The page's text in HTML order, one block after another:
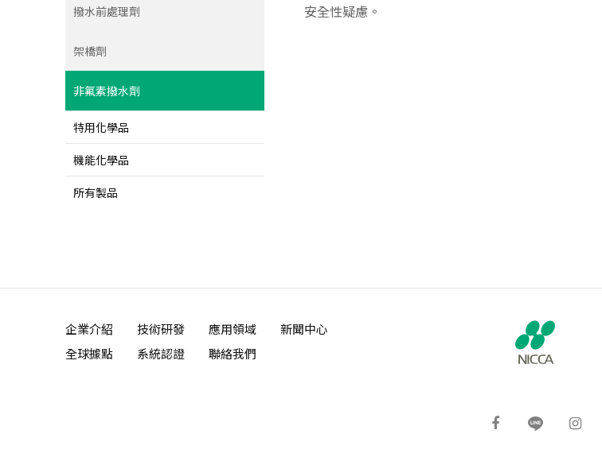
撥水前處理劑
架橋劑
非氟素撥水劑
特用化學品
機能化學品
所有製品
安全性疑慮。
企業介紹 技術研發 應用領域
新聞中心
全球據點
系統認證 聯絡我們